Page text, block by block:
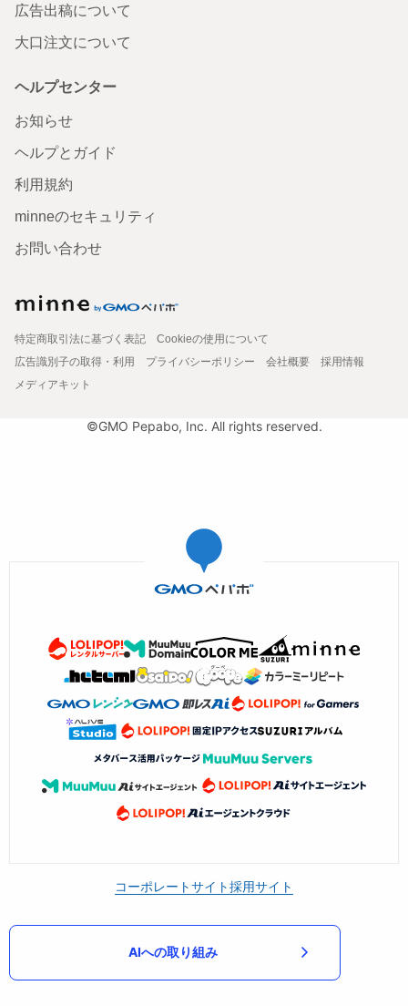
広告出稿について
大口注文について
ヘルプセンター
お知らせ
ヘルプとガイド
利用規約
minneのセキュリティ
お問い合わせ
特定商取引法に基づく表記
Cookieの使用について
広告識別子の取得・利用
プライバシーポリシー 会社概要
採用情報
メディアキット
©GMO Pepabo, Inc. All rights reserved.
コーポレートサイト採用サイト
AIへの取り組み